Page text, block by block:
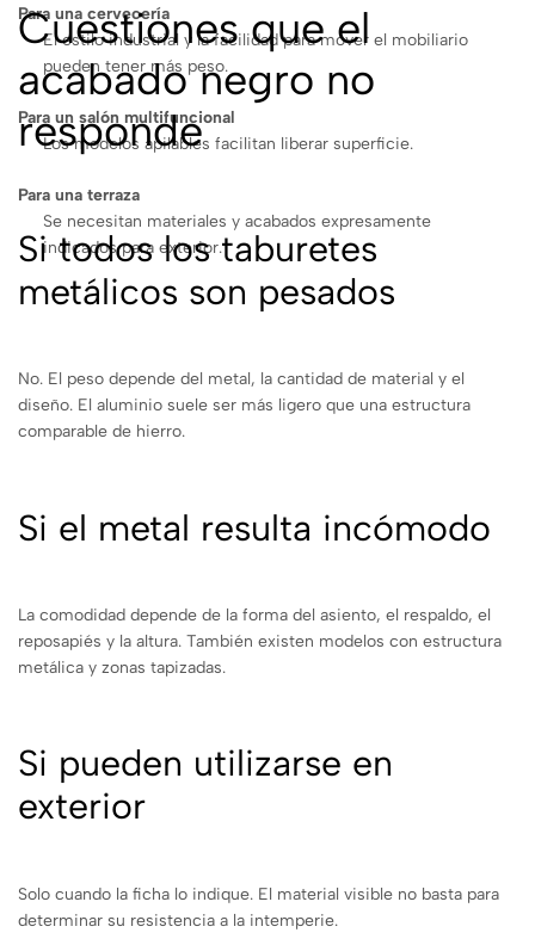
Para una cervecería
El estilo industrial y la facilidad para mover el mobiliario
pueden tener más peso.
Para un salón multifuncional
Los modelos apilables facilitan liberar superficie.
Para una terraza
Se necesitan materiales y acabados expresamente
indicados para exterior.
Cuestiones que el
acabado negro no
responde
Si todos los taburetes
metálicos son pesados
No. El peso depende del metal, la cantidad de material y el
diseño. El aluminio suele ser más ligero que una estructura
comparable de hierro.
Si el metal resulta incómodo
La comodidad depende de la forma del asiento, el respaldo, el
reposapiés y la altura. También existen modelos con estructura
metálica y zonas tapizadas.
Si pueden utilizarse en
exterior
Solo cuando la ficha lo indique. El material visible no basta para
determinar su resistencia a la intemperie.